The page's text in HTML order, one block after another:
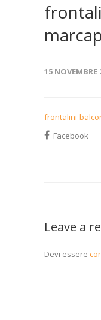
15 NOVEMBRE
frontalini-
Facebook
Leave a
Devi essere